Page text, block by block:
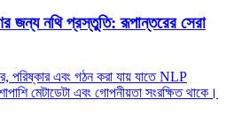
জন্য নথি প্রস্তুতি: রূপান্তরের সেরা
পরিষ্কার এবং গঠন করা যায় যাতে NLP
মেটাডেটা এবং গোপনীয়তা সংরক্ষিত থাকে।